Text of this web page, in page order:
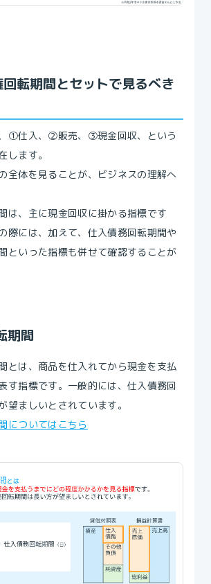
転期間とセットで見るべき
①仕入、②販売、③現金回収、という
します。
全体を見ることが、ビジネスの理解へ
は、主に現金回収に掛かる指標です
際には、加えて、仕入債務回転期間や
といった指標も併せて確認することが
期間
とは、商品を仕入れてから現金を支払
す指標です。一般的には、仕入債務回
望ましいとされています。
についてはこちら